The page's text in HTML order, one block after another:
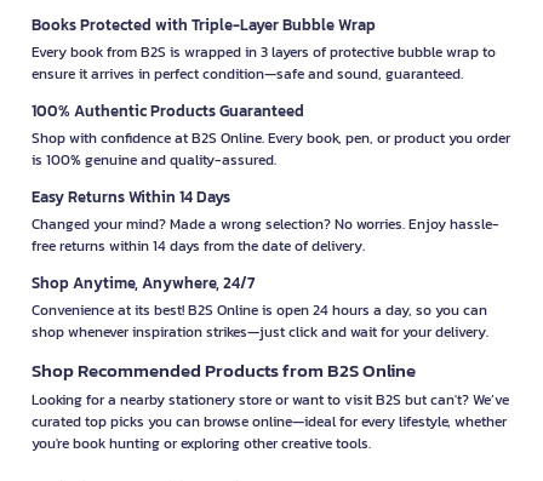
Books Protected with Triple-Layer Bubble Wrap
Every book from B2S is wrapped in 3 layers of protective bubble wrap to
ensure it arrives in perfect condition—safe and sound, guaranteed.
100% Authentic Products Guaranteed
Shop with confidence at B2S Online. Every book, pen, or product you order
is 100% genuine and quality-assured.
Easy Returns Within 14 Days
Changed your mind? Made a wrong selection? No worries. Enjoy hassle-
free returns within 14 days from the date of delivery.
Shop Anytime, Anywhere, 24/7
Convenience at its best! B2S Online is open 24 hours a day, so you can
shop whenever inspiration strikes—just click and wait for your delivery.
Shop Recommended Products from B2S Online
Looking for a nearby stationery store or want to visit B2S but can't? We’ve
curated top picks you can browse online—ideal for every lifestyle, whether
you're book hunting or exploring other creative tools.